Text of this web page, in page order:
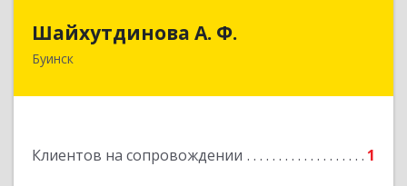
Шайхутдинова А. Ф.
Буинск
Клиентов на сопровождении 1